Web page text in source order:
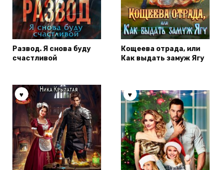
Развод. Я снова буду
счастливой
Кощеева отрада, или
Как выдать замуж Ягу